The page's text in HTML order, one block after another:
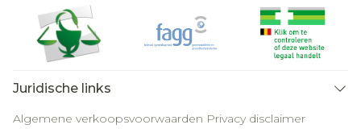
Juridische links
Algemene verkoopsvoorwaarden Privacy disclaimer